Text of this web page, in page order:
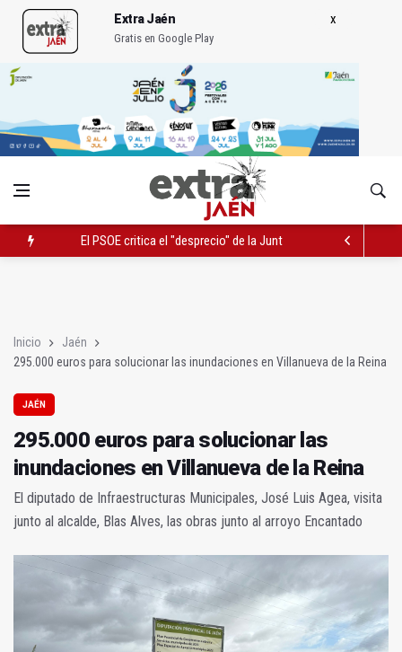
Extra Jaén
Gratis en Google Play
El PSOE critica el "desprecio" de la Junta al Cetedex
Inicio
Jaén
295.000 euros para solucionar las inundaciones en Villanueva de la Reina
JAÉN
295.000 euros para solucionar las
inundaciones en Villanueva de la Reina
El diputado de Infraestructuras Municipales, José Luis Agea, visita
junto al alcalde, Blas Alves, las obras junto al arroyo Encantado